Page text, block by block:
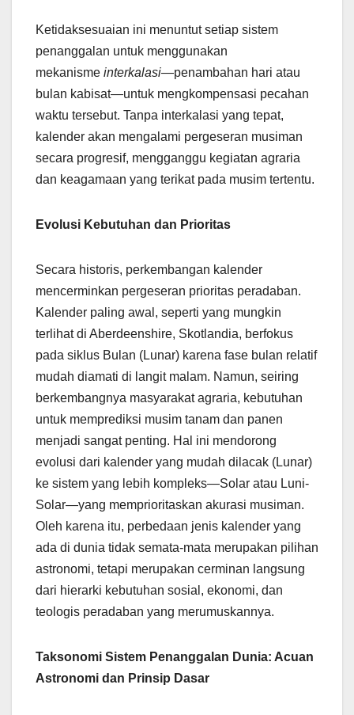
Ketidaksesuaian ini menuntut setiap sistem
penanggalan untuk menggunakan
mekanisme interkalasi—penambahan hari atau
bulan kabisat—untuk mengkompensasi pecahan
waktu tersebut. Tanpa interkalasi yang tepat,
kalender akan mengalami pergeseran musiman
secara progresif, mengganggu kegiatan agraria
dan keagamaan yang terikat pada musim tertentu.
Evolusi Kebutuhan dan Prioritas
Secara historis, perkembangan kalender
mencerminkan pergeseran prioritas peradaban.
Kalender paling awal, seperti yang mungkin
terlihat di Aberdeenshire, Skotlandia, berfokus
pada siklus Bulan (Lunar) karena fase bulan relatif
mudah diamati di langit malam. Namun, seiring
berkembangnya masyarakat agraria, kebutuhan
untuk memprediksi musim tanam dan panen
menjadi sangat penting. Hal ini mendorong
evolusi dari kalender yang mudah dilacak (Lunar)
ke sistem yang lebih kompleks—Solar atau Luni-
Solar—yang memprioritaskan akurasi musiman.
Oleh karena itu, perbedaan jenis kalender yang
ada di dunia tidak semata-mata merupakan pilihan
astronomi, tetapi merupakan cerminan langsung
dari hierarki kebutuhan sosial, ekonomi, dan
teologis peradaban yang merumuskannya.
Taksonomi Sistem Penanggalan Dunia: Acuan
Astronomi dan Prinsip Dasar